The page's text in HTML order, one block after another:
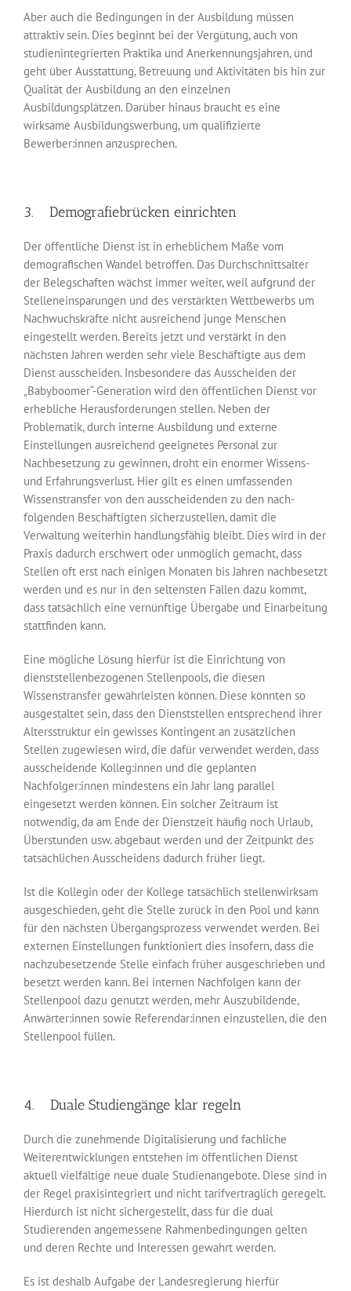
Aber auch die Bedingungen in der Ausbildung müssen
attraktiv sein. Dies beginnt bei der Vergütung, auch von
studienintegrierten Praktika und Anerkennungsjahren, und
geht über Ausstattung, Betreuung und Aktivitäten bis hin zur
Qualität der Ausbildung an den einzelnen
Ausbildungsplätzen. Darüber hinaus braucht es eine
wirksame Ausbildungswerbung, um qualifizierte
Bewerber:innen anzusprechen.
3. Demografiebrücken einrichten
Der öffentliche Dienst ist in erheblichem Maße vom
demografischen Wandel betroffen. Das Durchschnittsalter
der Belegschaften wächst immer weiter, weil aufgrund der
Stelleneinsparungen und des verstärkten Wettbewerbs um
Nachwuchskräfte nicht ausreichend junge Menschen
eingestellt werden. Bereits jetzt und verstärkt in den
nächsten Jahren werden sehr viele Beschäftigte aus dem
Dienst ausscheiden. Insbesondere das Ausscheiden der
„Babyboomer“-Generation wird den öffentlichen Dienst vor
erhebliche Herausforderungen stellen. Neben der
Problematik, durch interne Ausbildung und externe
Einstellungen ausreichend geeignetes Personal zur
Nachbesetzung zu gewinnen, droht ein enormer Wissens-
und Erfahrungsverlust. Hier gilt es einen umfassenden
Wissenstransfer von den ausscheidenden zu den nach­
folgenden Beschäftigten sicherzustellen, damit die
Verwaltung weiterhin handlungs­fähig bleibt. Dies wird in der
Praxis dadurch erschwert oder unmöglich gemacht, dass
Stellen oft erst nach einigen Monaten bis Jahren nachbesetzt
werden und es nur in den seltensten Fällen dazu kommt,
dass tatsächlich eine vernünftige Übergabe und Einarbeitung
stattfinden kann.
Eine mögliche Lösung hierfür ist die Einrichtung von
dienststellenbezogenen Stellen­pools, die diesen
Wissenstransfer gewährleisten können. Diese könnten so
ausge­staltet sein, dass den Dienststellen entsprechend ihrer
Altersstruktur ein gewisses Kontingent an zusätzlichen
Stellen zugewiesen wird, die dafür verwendet werden, dass
ausscheidende Kolleg:innen und die geplanten
Nachfolger:innen mindestens ein Jahr lang parallel
eingesetzt werden können. Ein solcher Zeitraum ist
notwendig, da am Ende der Dienstzeit häufig noch Urlaub,
Überstunden usw. abgebaut werden und der Zeitpunkt des
tatsächlichen Ausscheidens dadurch früher liegt.
Ist die Kollegin oder der Kollege tatsächlich stellenwirksam
ausgeschieden, geht die Stelle zurück in den Pool und kann
für den nächsten Übergangsprozess verwendet werden. Bei
externen Einstellungen funktioniert dies insofern, dass die
nachzubesetzende Stelle einfach früher ausgeschrieben und
besetzt werden kann. Bei internen Nachfolgen kann der
Stellenpool dazu genutzt werden, mehr Auszubildende,
Anwärter:innen sowie Referendar:innen einzustellen, die den
Stellenpool füllen.
4. Duale Studiengänge klar regeln
Durch die zunehmende Digitalisierung und fachliche
Weiterentwicklungen entstehen im öffentlichen Dienst
aktuell vielfältige neue duale Studienangebote. Diese sind in
der Regel praxisintegriert und nicht tarifvertraglich geregelt.
Hierdurch ist nicht sicher­gestellt, dass für die dual
Studierenden angemessene Rahmenbedingungen gelten
und deren Rechte und Interessen gewahrt werden.
Es ist deshalb Aufgabe der Landesregierung hierfür